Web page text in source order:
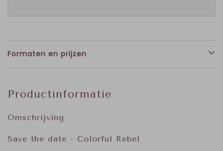
Formaten en prijzen
Productinformatie
Omschrijving
Save the date - Colorful Rebel